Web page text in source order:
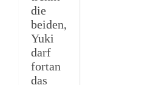
die
beiden,
Yuki
darf
fortan
das